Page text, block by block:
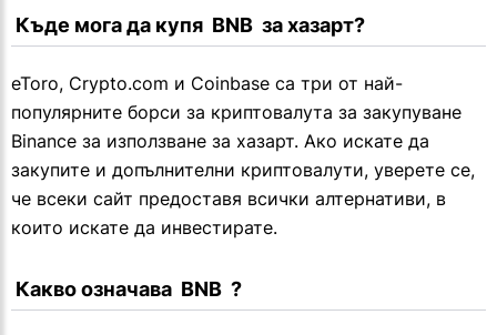
Къде мога да купя  BNB  за хазарт?
eToro, Crypto.com и Coinbase са три от най-
популярните борси за криптовалута за закупуване
Binance за използване за хазарт. Ако искате да
закупите и допълнителни криптовалути, уверете се,
че всеки сайт предоставя всички алтернативи, в
които искате да инвестирате.
Какво означава  BNB  ?